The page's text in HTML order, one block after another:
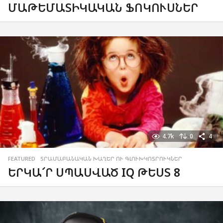
ՄԱԹԵՄԱՏԻԿԱԿԱՆ ՖՈԿՈՒՍՆԵՐ
4.7k 0 4
FEATURED ,ՏՐԱՄԱԲԱՆԱԿԱՆ ԽԱՂԵՐ ՈՒ ԳԼՈՒԽԿՈՏՐՈՒԿՆԵՐ
ԵՐԿԱ՜Ր ՍՊԱՍՎԱԾ IQ ԹԵՍՏ 8